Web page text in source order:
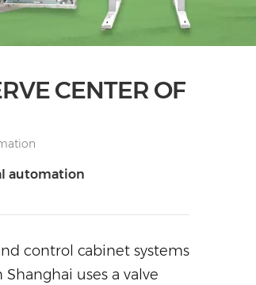
CENTER OF
automation
control cabinet systems
uses a valve